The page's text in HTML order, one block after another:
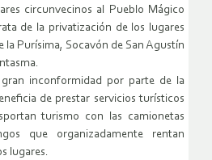
circunvecinos al Pueblo Mágico
de la privatización de los lugares
la Purísima, Socavón de San Agustín
inconformidad por parte de la
de prestar servicios turísticos
turismo con las camionetas
que organizadamente rentan
lugares.